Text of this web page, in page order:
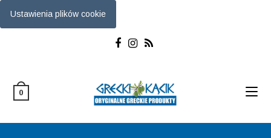
Ustawienia plików cookie
0